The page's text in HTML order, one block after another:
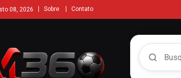
08, 2026 Sobre Contato
Buscar no